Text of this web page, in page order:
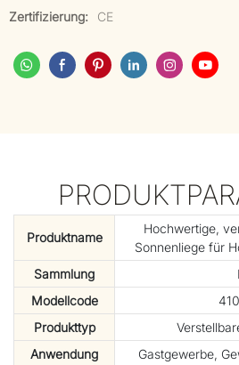
Zertifizierung:
CE
Produktname
Hochwertige,
Sonnenliege für
Sammlung
Modellcode
Produkttyp
Anwendung
Gastgewerbe,